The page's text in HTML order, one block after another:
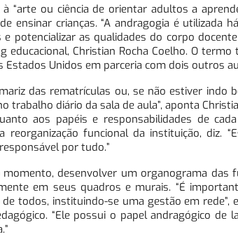
“arte ou ciência de orientar adultos a
ensinar crianças. “A andragogia é utilizada
potencializar as qualidades do corpo
Christian Rocha Coelho. O
Estados Unidos em parceria com dois outros
das rematrículas ou, se não estiver indo
trabalho diário da sala de aula”, aponta
aos papéis e responsabilidades de
funcional da instituição, diz.
por tudo.”
desenvolver um organograma das
em seus quadros e murais. “É
todos, instituindo-se uma gestão em rede”,
“Ele possui o papel andragógico de